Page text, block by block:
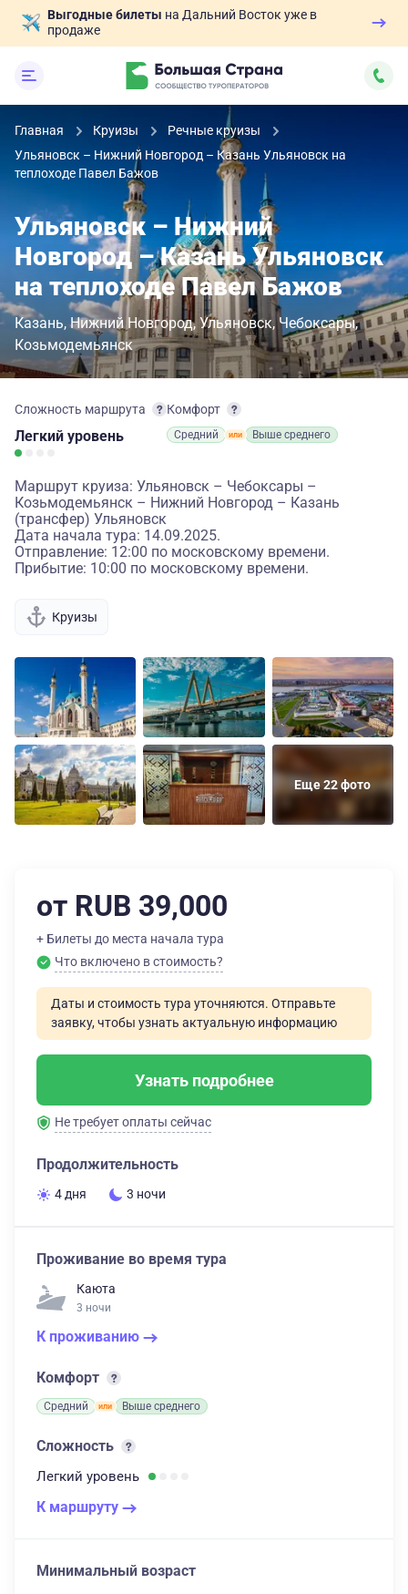
Выгодные билеты на Дальний Восток уже в
продаже
Главная Круизы
Речные круизы
Ульяновск – Нижний Новгород – Казань Ульяновск на
теплоходе Павел Бажов
Ульяновск – Нижний
Новгород – Казань Ульяновск
на теплоходе Павел Бажов
Казань Нижний Новгород Ульяновск Чебоксары
Козьмодемьянск
Сложность маршрута
Легкий уровень
Комфорт
Средний Выше среднего
Маршрут круиза: Ульяновск – Чебоксары –
Козьмодемьянск – Нижний Новгород – Казань
(трансфер) Ульяновск
Дата начала тура: 14.09.2025.
Отправление: 12:00 по московскому времени.
Прибытие: 10:00 по московскому времени.
Круизы
Еще 22 фото
от RUB 39,000
+ Билеты до места начала тура
Что включено в стоимость?
Даты и стоимость тура уточняются. Отправьте
заявку, чтобы узнать актуальную информацию
Узнать подробнее
Не требует оплаты сейчас
Продолжительность
4 дня 3 ночи
Проживание во время тура
Каюта
3 ночи
К проживанию
Комфорт
Средний Выше среднего
Сложность
Легкий уровень
К маршруту
Минимальный возраст